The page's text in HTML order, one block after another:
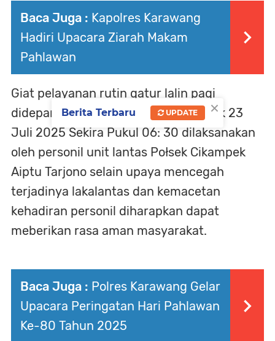
Baca Juga : Kapolres Karawang
Hadiri Upacara Ziarah Makam
Pahlawan
Giat pelayanan rutin gatur lalin pagi
didepan Sekolah Al-Hikmah Cikampek 23
Juli 2025 Sekira Pukul 06: 30 dilaksanakan
oleh personil unit lantas Połsek Cikampek
Aiptu Tarjono selain upaya mencegah
terjadinya lakalantas dan kemacetan
kehadiran personil diharapkan dapat
meberikan rasa aman masyarakat.
Baca Juga : Polres Karawang Gelar
Upacara Peringatan Hari Pahlawan
Ke-80 Tahun 2025
×
Berita Terbaru UPDATE